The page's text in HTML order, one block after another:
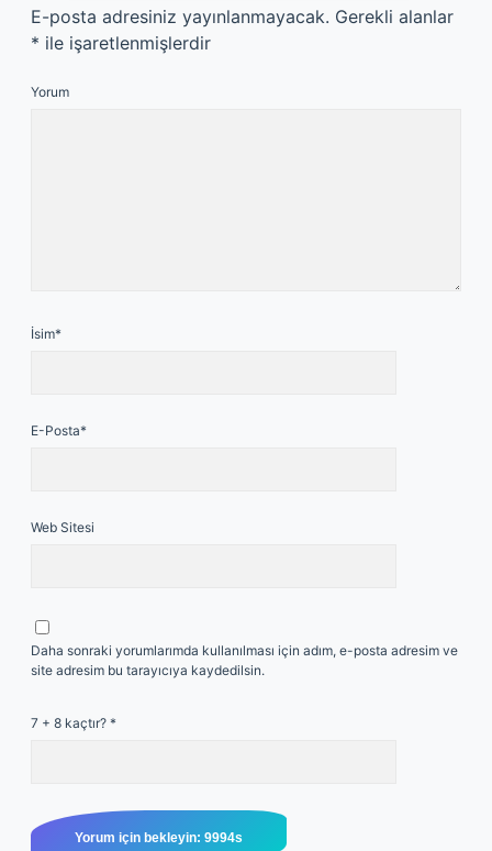
E-posta adresiniz yayınlanmayacak. Gerekli alanlar
* ile işaretlenmişlerdir
Yorum
İsim*
E-Posta*
Web Sitesi
Daha sonraki yorumlarımda kullanılması için adım, e-posta adresim ve
site adresim bu tarayıcıya kaydedilsin.
7 + 8 kaçtır? *